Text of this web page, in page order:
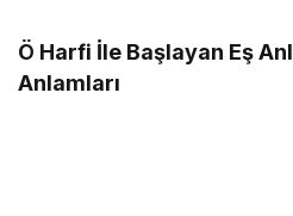
Ö Harfi İle Başlayan Eş
Anlamları